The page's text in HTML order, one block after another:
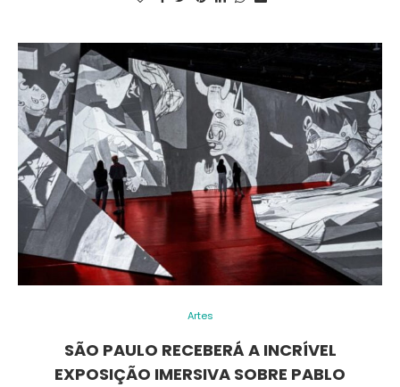
Artes
SÃO PAULO RECEBERÁ A INCRÍVEL
EXPOSIÇÃO IMERSIVA SOBRE PABLO